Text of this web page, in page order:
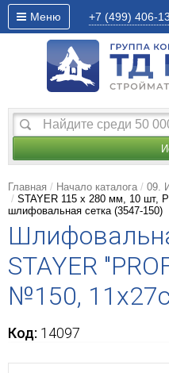
Меню +7 (499) 406-
Главная Начало каталога 09.
STAYER 115 х 280 мм, 10 шт,
шлифовальная сетка (3547-150)
STAYER
№150,
Код: 14097